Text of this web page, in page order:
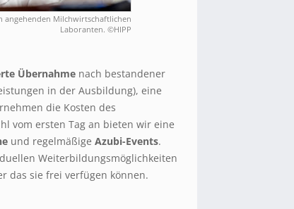
Milchwirtschaftlichen
Laboranten. ©HIPP
Übernahme nach bestandener
in der Ausbildung), eine
die Kosten des
vom ersten Tag an bieten wir eine
und regelmäßige Azubi-Events.
Weiterbildungsmöglichkeiten
das sie frei verfügen können.